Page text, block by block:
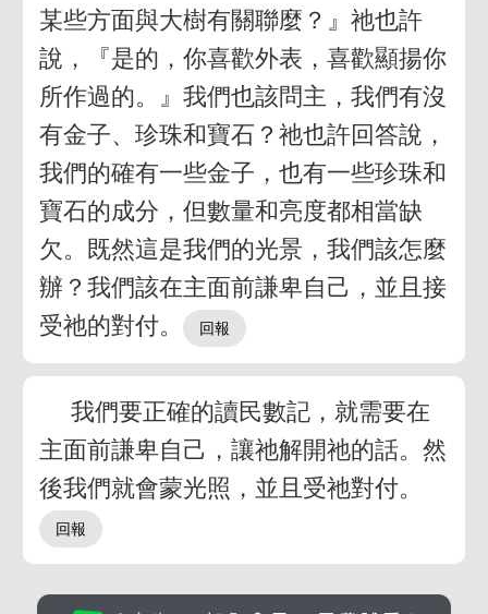
某些方面與大樹有關聯麼？』祂也許
說，『是的，你喜歡外表，喜歡顯揚你
所作過的。』我們也該問主，我們有沒
有金子、珍珠和寶石？祂也許回答說，
我們的確有一些金子，也有一些珍珠和
寶石的成分，但數量和亮度都相當缺
欠。既然這是我們的光景，我們該怎麼
辦？我們該在主面前謙卑自己，並且接
受祂的對付。
我們要正確的讀民數記，就需要在
主面前謙卑自己，讓祂解開祂的話。然
後我們就會蒙光照，並且受祂對付。